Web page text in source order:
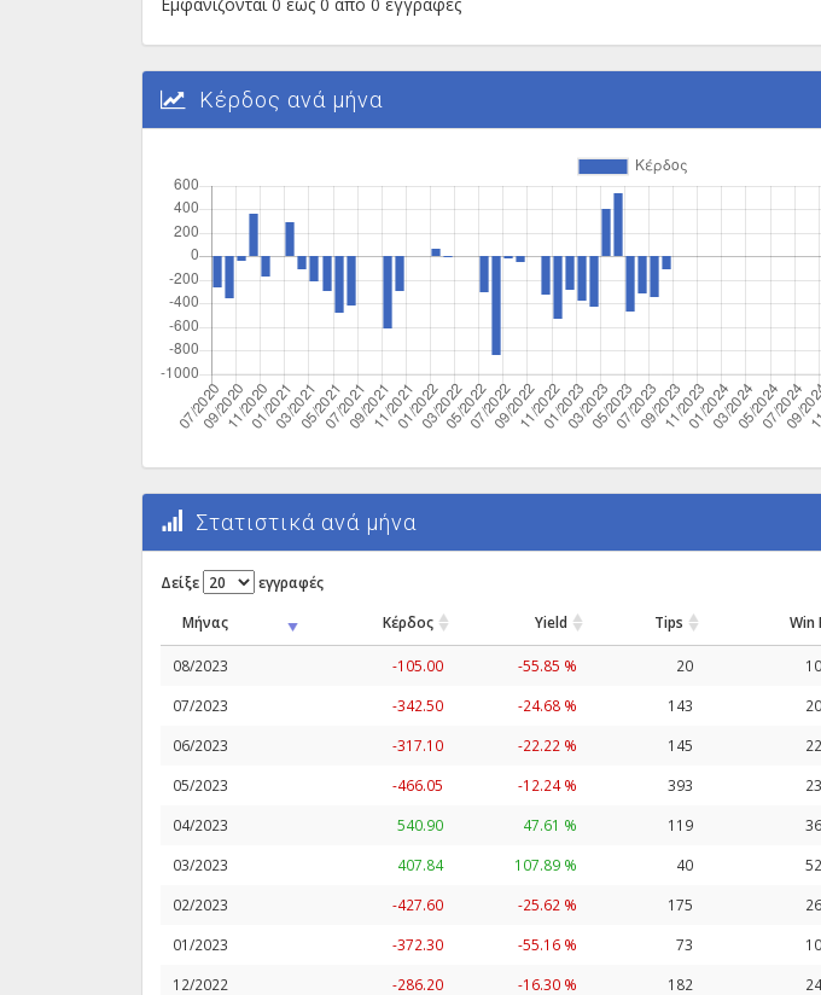
Κέρδος ανά μήνα
Στατιστικά ανά μήνα
Δείξε εγγραφές
Μήνας Κέρδος Yield Tips Win
08/2023 -105.00 -55.85 % 20
07/2023 -342.50 -24.68 % 143
06/2023 -317.10 -22.22 % 145
05/2023 -466.05 -12.24 % 393
04/2023 540.90 47.61 % 119
03/2023 407.84 107.89 % 40
02/2023 -427.60 -25.62 % 175
01/2023 -372.30 -55.16 % 73
12/2022 -286.20 -16.30 % 182